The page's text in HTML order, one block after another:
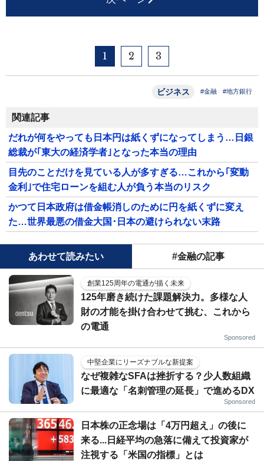
1 2 3
ビジネス #金融 #地方銀行
関連記事
だれが何をやっても日本円は紙くずになってしまう…日銀
総裁が｢東大の経済学者｣となった本当の理由
目先のことだけを見ている人が多すぎる…これから｢変動
金利｣で住宅ローンを組む人が負う本当のリスク
かつて日本政府は借金帳消しのために円を紙くずに変え
た…世界最悪の借金大国･日本の避けられない末路
あわせて読みたい #金融の記事
創業125周年の電通が描く未来
125年磨き続けた課題解決力。多様な人
財の才能を掛け合わせて挑む、これから
の電通
Sponsored
中堅企業にリーズナブルな新提案
なぜ複雑なSFAは挫折する？少人数組織
に最適な「名刺管理の延長」で進めるDX
Sponsored
日本株の正念場は「4万円超え」の後に
来る...日経平均の急落に備えて投資家が
注視する「米国の指標」とは